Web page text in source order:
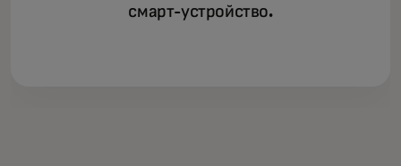
смарт-устройство.